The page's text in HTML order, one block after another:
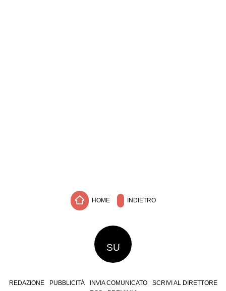
HOME INDIETRO
SU
REDAZIONE PUBBLICITÀ INVIA COMUNICATO
SCRIVI AL DIRETTORE